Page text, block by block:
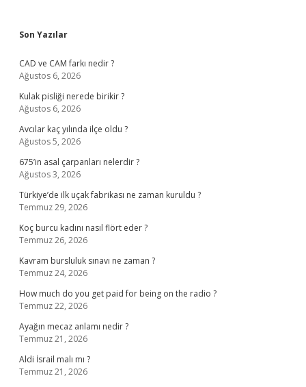
Sidebar
Son Yazılar
CAD ve CAM farkı nedir ?
Ağustos 6, 2026
Kulak pisliği nerede birikir ?
Ağustos 6, 2026
Avcılar kaç yılında ilçe oldu ?
Ağustos 5, 2026
675’in asal çarpanları nelerdir ?
Ağustos 3, 2026
Türkiye’de ilk uçak fabrikası ne zaman kuruldu ?
Temmuz 29, 2026
Koç burcu kadını nasıl flört eder ?
Temmuz 26, 2026
Kavram bursluluk sınavı ne zaman ?
Temmuz 24, 2026
How much do you get paid for being on the radio ?
Temmuz 22, 2026
Ayağın mecaz anlamı nedir ?
Temmuz 21, 2026
Aldi İsrail malı mı ?
Temmuz 21, 2026